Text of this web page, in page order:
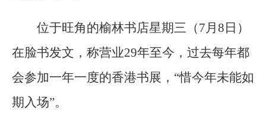
位于旺角的榆林书店星期三（7月8日）
在脸书发文，称营业29年至今，过去每年都
会参加一年一度的香港书展，“惜今年未能如
期入场”。